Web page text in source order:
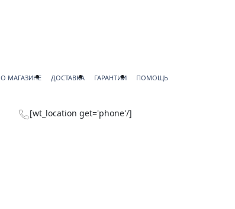
О МАГАЗИНЕ ДОСТАВКА ГАРАНТИИ ПОМОЩЬ
[wt_location get='phone'/]